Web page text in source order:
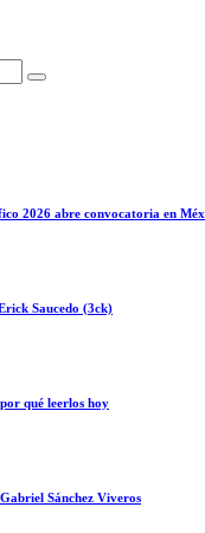
2026 abre convocatoria en
Saucedo (3ck)
qué leerlos hoy
Sánchez Viveros